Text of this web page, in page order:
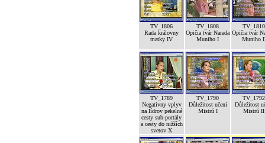
TV_1806
Rada královny
matky IV
TV_1808
Opičia tvár Narada
Muniho I
TV_1810
Opičia tvár
Muniho
TV_1789
Negatívny vplyv
na lídrov pekelné
cesty sub-portály
a cesty do nižších
svetov X
TV_1790
Důležitost učení
Mistrů I
TV_1792
Důležitost
Mistrů II